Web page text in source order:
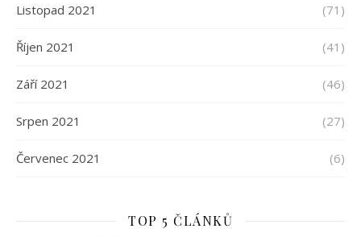
Listopad 2021 (71)
Říjen 2021 (41)
Září 2021 (46)
Srpen 2021 (27)
Červenec 2021 (6)
TOP 5 ČLÁNKŮ